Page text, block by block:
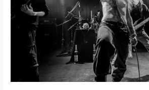
son
nouvel
album
Comment